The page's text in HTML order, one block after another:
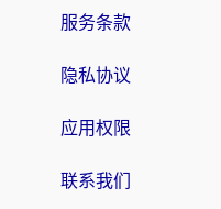
服务条款
隐私协议
应用权限
联系我们